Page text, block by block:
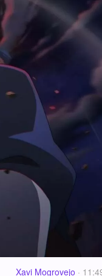
Xavi Mogrovejo ·